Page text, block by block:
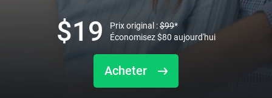
Acheter
$19 Prix original :$99*
Économisez$80 aujourd'hui